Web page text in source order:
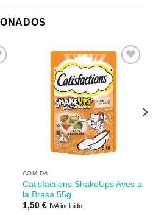
COMIDA
Catisfactions ShakeUps Aves a
la Brasa 55g
1,50 € IVA incluido